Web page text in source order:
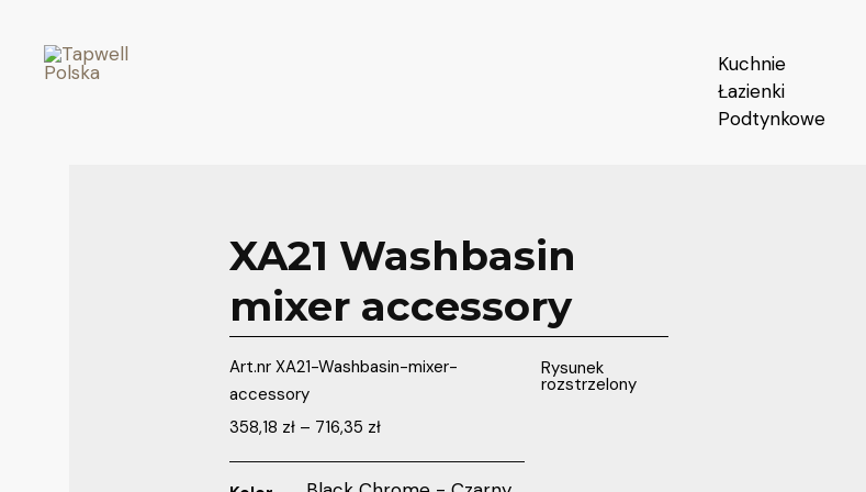
Kuchnie
Łazienki
Podtynkowe
XA21 Washbasin
mixer accessory
Art.nrXA21-Washbasin-mixer-
accessory
358,18 zł – 716,35 zł
Rysunek
rozstrzelony